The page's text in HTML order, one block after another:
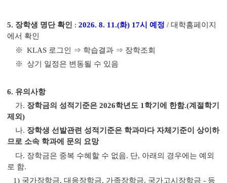
5. 장학생 명단 확인 : 2026. 8. 11.(화) 17시 예정 / 대학홈페이지
에서 확인
※ KLAS 로그인 ⇒ 학습결과 ⇒ 장학조회
※ 상기 일정은 변동될 수 있음
6. 유의사항
가. 장학금의 성적기준은 2026학년도 1 학기에 한함.(계절학기
제외)
나. 장학생 선발관련 성적기준은 학과마다 자체기준이 상이하
므로 소속 학과에 문의 요망
다. 장학금은 중복 수혜할 수 없음. 단, 아래의 경우에는 예외
로 함.
1) 국가장학금, 대응장학금, 가족장학금, 국가고시장학금 - 등